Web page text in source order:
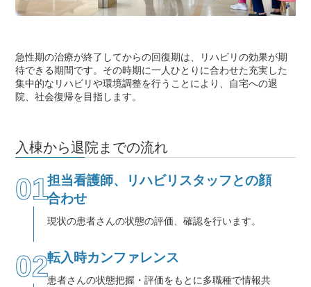
急性期の治療が終了してからの回復期は、リハビリの効果が期
待できる期間です。その時期に一人ひとりに合わせた充実した
集中的なリハビリや環境調整を行うことにより、自宅への退
院、社会復帰を目指します。
入棟から退院までの流れ
01担当看護師、リハビリスタッフとの顔
合わせ
現状の患者さんの状態の評価、確認を行います。
02転入時カンファレンス
患者さんの状態把握・評価をもとに多職種で情報共